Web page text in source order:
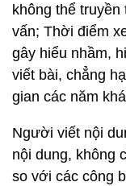
không thể
vấn; Thời điểm
gây hiểu nhầm,
viết bài, chẳng
gian các năm
Người viết nội
nội dung, không
so với các công